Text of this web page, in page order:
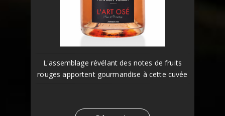
L'assemblage révélant des notes de fruits
rouges apportent gourmandise à cette cuvée